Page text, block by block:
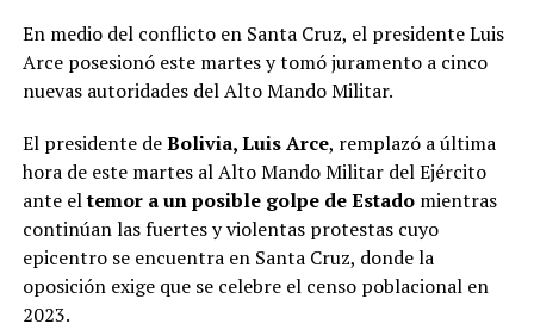
En medio del conflicto en Santa Cruz, el presidente Luis
Arce posesionó este martes y tomó juramento a cinco
nuevas autoridades del Alto Mando Militar.
El presidente deBolivia, Luis Arce, remplazó a última
hora de este martes al Alto Mando Militar del Ejército
ante eltemor a un posible golpe de Estado mientras
continúan las fuertes y violentas protestas cuyo
epicentro se encuentra en Santa Cruz, donde la
oposición exige que se celebre el censo poblacional en
2023.